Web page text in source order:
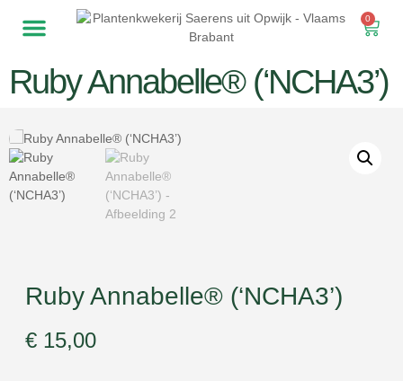
0
Ruby Annabelle® (‘NCHA3’)
Ruby Annabelle® (‘NCHA3’)
€ 15,00